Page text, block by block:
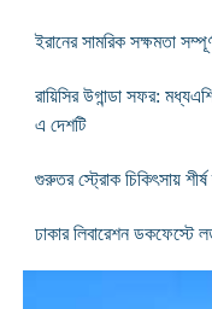
ইরানের সামরিক সক্ষমতা
রায়িসির উগান্ডা সফর:
এ দেশটি
গুরুতর স্ট্রোক চিকিৎসায়
ঢাকার লিবারেশন ডকফেস্টে